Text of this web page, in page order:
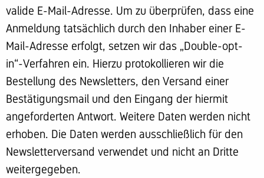
valide E-Mail-Adresse. Um zu überprüfen, dass eine
Anmeldung tatsächlich durch den Inhaber einer E-
Mail-Adresse erfolgt, setzen wir das „Double-opt-
in“-Verfahren ein. Hierzu protokollieren wir die
Bestellung des Newsletters, den Versand einer
Bestätigungsmail und den Eingang der hiermit
angeforderten Antwort. Weitere Daten werden nicht
erhoben. Die Daten werden ausschließlich für den
Newsletterversand verwendet und nicht an Dritte
weitergegeben.